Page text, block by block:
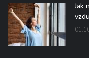
Jak